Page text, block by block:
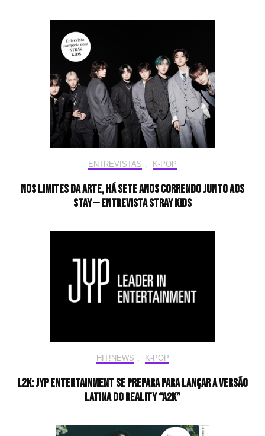
ENTREVISTAS K-POP
Nos limites da arte, há sete anos correndo junto aos
STAY — Entrevista Stray Kids
HIT!NEWS , K-POP
L2K: JYP Entertainment se prepara para lançar a versão
latina do reality “A2K”